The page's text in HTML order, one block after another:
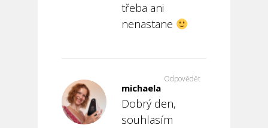
třeba ani
nenastane
michaela
Dobrý den,
souhlasím
Odpovědět